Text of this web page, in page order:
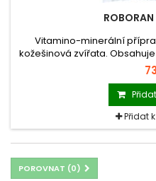
Vitamino-minerální
kožešinová zvířata.
(včetně vitamínu H ) a
i zchutňující přísady.
Přidat
POROVNAT (0)